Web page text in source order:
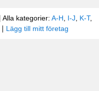
Alla kategorier: A-H I-J K-T,
Lägg till mitt företag